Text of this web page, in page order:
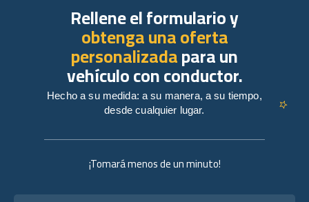
¡Tomará menos de un minuto!
Rellene el formulario y
obtenga una oferta
personalizadapara un
vehículo con conductor.
Hecho a su medida: a su manera, a su tiempo,
desde cualquier lugar.